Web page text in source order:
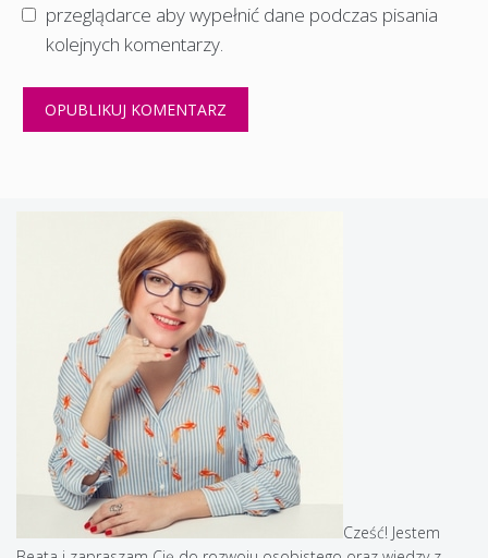
przeglądarce aby wypełnić dane podczas pisania
kolejnych komentarzy.
Cześć! Jestem